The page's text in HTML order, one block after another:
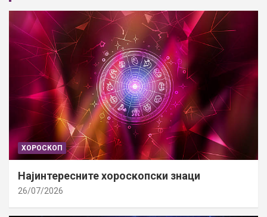
ХОРОСКОП
Најинтересните хороскопски знаци
26/07/2026